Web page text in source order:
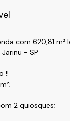
com 620,81 m²
- SP
!!
2 quiosques;